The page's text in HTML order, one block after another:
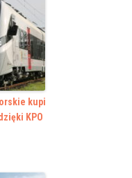
kupi
KPO